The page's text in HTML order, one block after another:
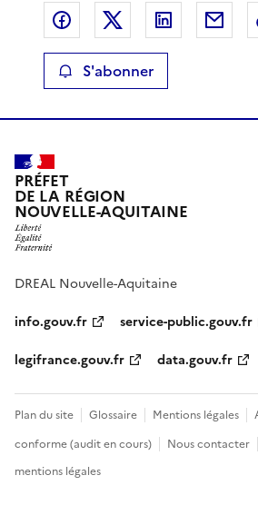
Partager sur Facebook
Partager sur X
Partager
S'abonner
PRÉFET
DE LA RÉGION
NOUVELLE-AQUITAINE
DREAL Nouvelle-Aquitaine
info.gouv.fr
service-public.gouv.fr
legifrance.gouv.fr
data.gouv.fr
Plan du site Glossaire Mentions légales
conforme (audit en cours)
Nous contacter
mentions légales